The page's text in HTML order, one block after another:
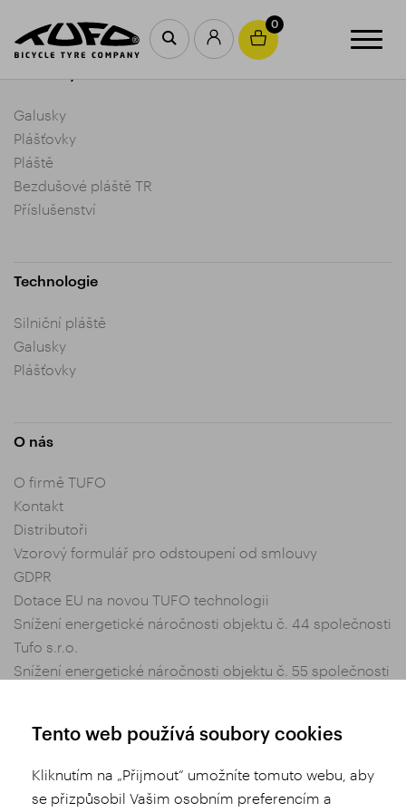
0
Galusky
Plášťovky
Pláště
Bezdušové pláště TR
Příslušenství
Technologie
Silniční pláště
Galusky
Plášťovky
O nás
O firmě TUFO
Kontakt
Distributoři
Vzorový formulář pro odstoupení od smlouvy
GDPR
Dotace EU na novou TUFO technologii
Snížení energetické náročnosti objektu č. 44 společnosti
Tufo s.r.o.
Snížení energetické náročnosti objektu č. 55 společnosti
Obchodní podmínky
Tento web používá soubory cookies
Kliknutím na „Přijmout“ umožníte tomuto webu, aby
se přizpůsobil Vašim osobním preferencím a